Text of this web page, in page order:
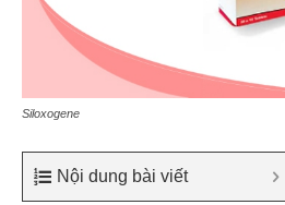
Siloxogene
Nội dung bài viết